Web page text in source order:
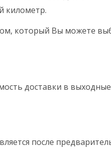
километр.
который Вы можете
доставки в
после